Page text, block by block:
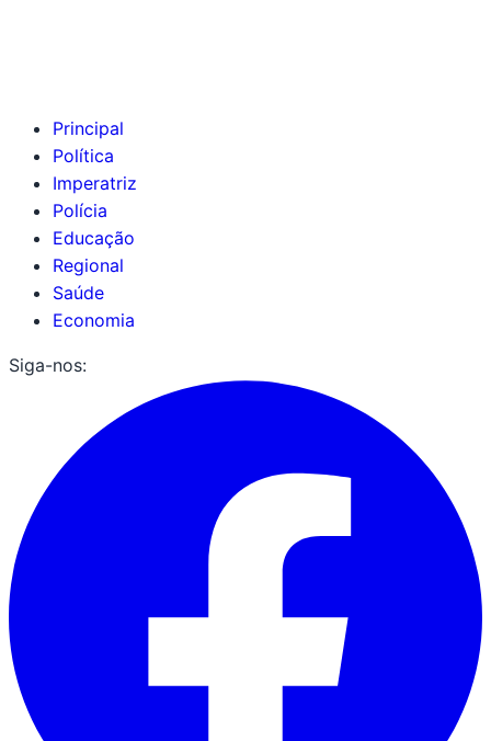
Principal
Política
Imperatriz
Polícia
Educação
Regional
Saúde
Economia
Siga-nos: